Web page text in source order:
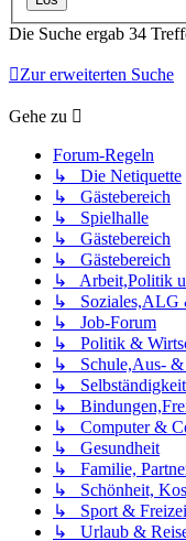
Die Suche ergab 34
Zur erweiterten Suche
Gehe zu
Forum-Regeln
↳ Die Netiquette
↳ Gästebereich
↳ Spielhalle
↳ Gästebereich
↳ Gästebereich
↳ Arbeit,Politik
↳ Soziales,ALG
↳ Job-Forum
↳ Politik &
↳ Schule,Aus- &
↳ Selbständigkeit
↳
↳ Computer &
↳ Gesundheit
↳ Familie,
↳ Schönheit,
↳ Sport &
↳ Urlaub &